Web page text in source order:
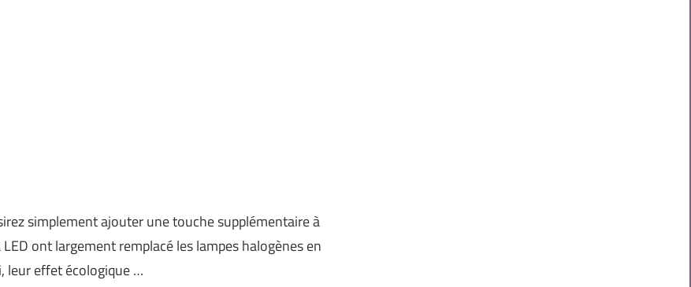
simplement ajouter une touche supplémentaire à
ont largement remplacé les lampes halogènes en
leur effet écologique …